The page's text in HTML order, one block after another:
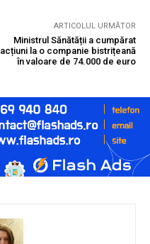
ARTICOLUL URMĂTOR
Ministrul Sănătății a cumpărat
acțiuni la o companie bistrițeană
în valoare de 74.000 de euro